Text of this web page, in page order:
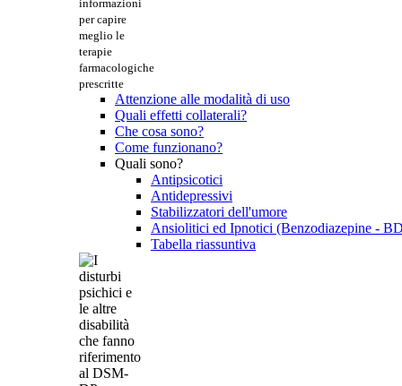
informazioni
per capire
meglio le
terapie
farmacologiche
prescritte
Attenzione alle modalità di uso
Quali effetti collaterali?
Che cosa sono?
Come funzionano?
Quali sono?
Antipsicotici
Antidepressivi
Stabilizzatori dell'umore
Ansiolitici ed Ipnotici (Benzodiazepine -
Tabella riassuntiva